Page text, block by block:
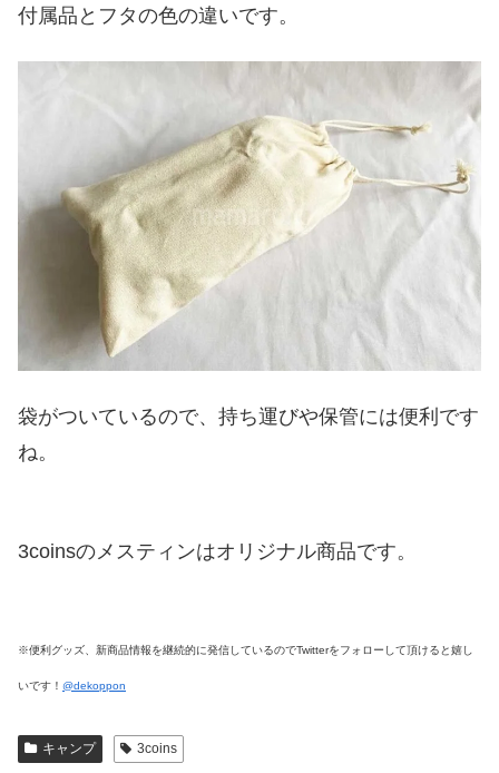
付属品とフタの色の違いです。
袋がついているので、持ち運びや保管には便利です
ね。
3coinsのメスティンはオリジナル商品です。
※便利グッズ、新商品情報を継続的に発信しているのでTwitterをフォローして頂けると嬉し
いです！ @dekoppon
キャンプ 3coins